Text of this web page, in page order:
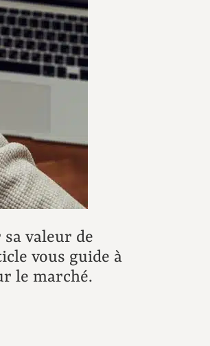
valeur de
vous guide à
le marché.